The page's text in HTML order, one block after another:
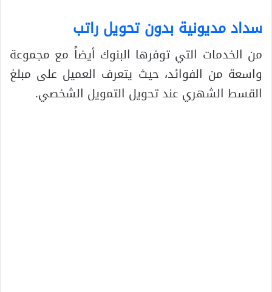
سداد مديونية بدون تحويل راتب
من الخدمات التي توفرها البنوك أيضاً مع مجموعة
واسعة من الفوائد، حيث يتعرف العميل على مبلغ
القسط الشهري عند تحويل التمويل الشخصي.